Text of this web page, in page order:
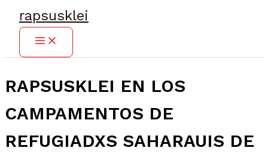
contenido
rapsusklei
RAPSUSKLEI EN LOS
CAMPAMENTOS DE
REFUGIADXS SAHARAUIS DE